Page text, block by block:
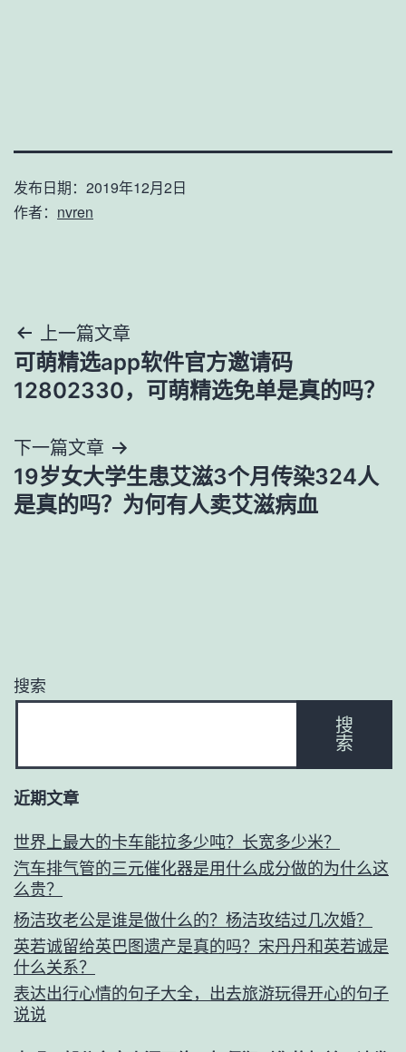
发布日期： 2019年12月2日
作者： nvren
文
章
航
上一篇文章
可萌精选app软件官方邀请码
12802330，可萌精选免单是真的吗？
下一篇文章
19岁女大学生患艾滋3个月传染324人
是真的吗？为何有人卖艾滋病血
搜索
搜
索
近期文章
世界上最大的卡车能拉多少吨？长宽多少米？
汽车排气管的三元催化器是用什么成分做的为什么这
么贵？
杨洁玫老公是谁是做什么的？杨洁玫结过几次婚？
英若诚留给英巴图遗产是真的吗？宋丹丹和英若诚是
什么关系？
表达出行心情的句子大全，出去旅游玩得开心的句子
说说